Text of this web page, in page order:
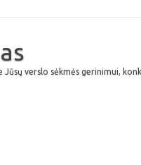
verslo sėkmės gerinimui,